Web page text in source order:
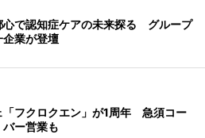
心で認知症ケアの未来探る グループ
業が登壇
「フクロクエン」が1周年 急須コー
バー営業も